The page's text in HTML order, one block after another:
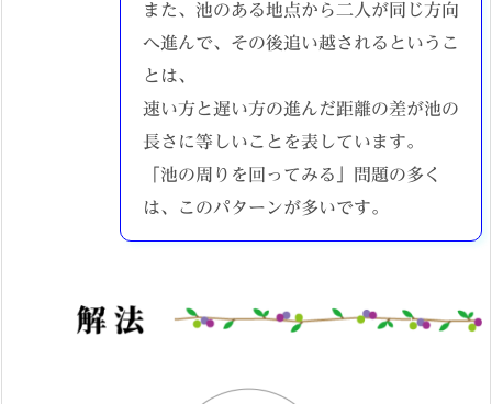
また、池のある地点から二人が同じ方向
へ進んで、その後追い越されるというこ
とは、
速い方と遅い方の進んだ距離の差が池の
長さに等しいことを表しています。
「池の周りを回ってみる」問題の多く
は、このパターンが多いです。